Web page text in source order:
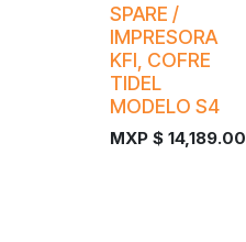
¡Nuevo!
SPARE /
IMPRESORA
KFI, COFRE
TIDEL
MODELO S4
MXP $ 14,189.00